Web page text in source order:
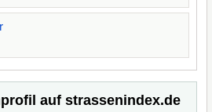
auf strassenindex.de